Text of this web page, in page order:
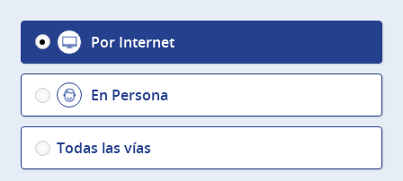
Por Internet
En Persona
Todas las vías